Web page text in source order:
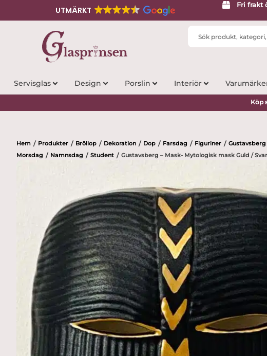
UTMÄRKT
Fri frakt
Search
Servisglas Design Porslin Interiör
Köp
Hem / Produkter / Bröllop / Dekoration / Dop / Farsdag / Figuriner / Gustavsberg
Morsdag / Namnsdag / Student / Gustavsberg – Mask- Mytologisk mask Guld /